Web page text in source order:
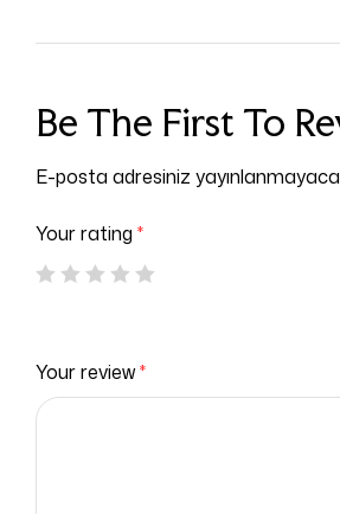
Be The First To
E-posta adresiniz
Your rating *
Your review*